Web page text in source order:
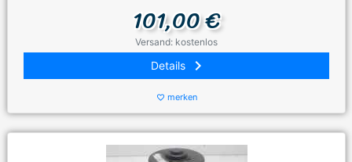
101,00 €
Versand: kostenlos
Details keyboard_arrow_right
favorite_border merken